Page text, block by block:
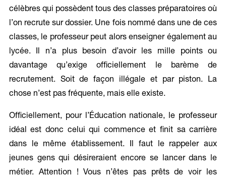
célèbres qui possèdent tous des classes préparatoires où
l’on recrute sur dossier. Une fois nommé dans une de ces
classes, le professeur peut alors enseigner également au
lycée. Il n’a plus besoin d’avoir les mille points ou
davantage qu’exige officiellement le barème de
recrutement. Soit de façon illégale et par piston. La
chose n’est pas fréquente, mais elle existe.
Officiellement, pour l’Éducation nationale, le professeur
idéal est donc celui qui commence et finit sa carrière
dans le même établissement. Il faut le rappeler aux
jeunes gens qui désireraient encore se lancer dans le
métier. Attention ! Vous n’êtes pas prêts de voir les